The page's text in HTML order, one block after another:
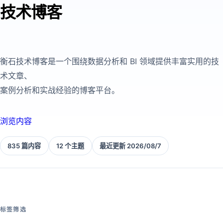
技术博客
衡石技术博客是一个围绕数据分析和 BI 领域提供丰富实用的技
术文章、
案例分析和实战经验的博客平台。
浏览内容
835 篇内容 12 个主题 最近更新 2026/08/7
标签筛选